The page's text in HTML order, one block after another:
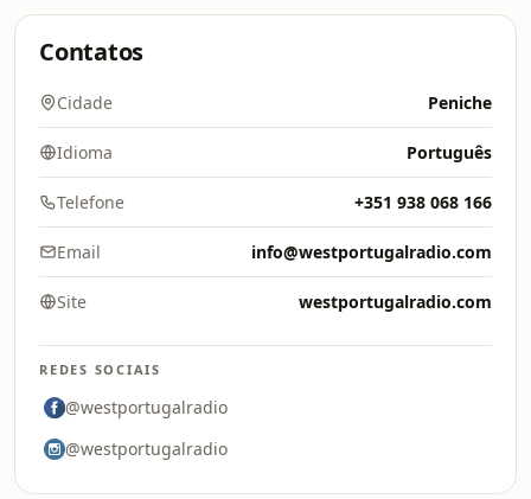
Contatos
Cidade Peniche
Idioma Português
Telefone +351 938 068 166
Email info@westportugalradio.com
Site westportugalradio.com
REDES SOCIAIS
@westportugalradio
@westportugalradio